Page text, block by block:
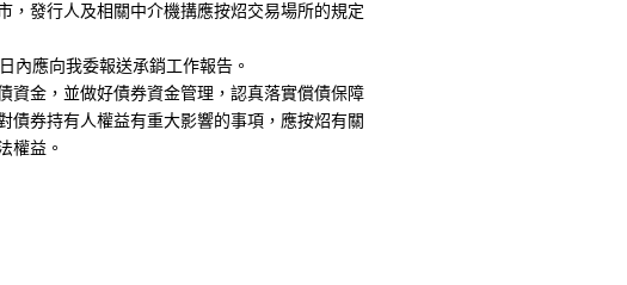
發行人及相關中介機搆應按炤交易場所的規定
應向我委報送承銷工作報告。
金，並做好債券資金管理，認真落實償債保障
債券持有人權益有重大影響的事項，應按炤有關
權益。